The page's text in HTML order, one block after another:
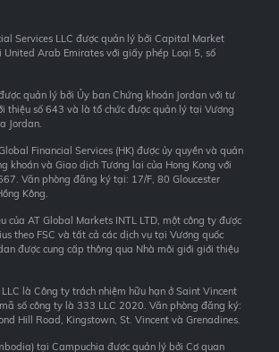
Services LLC được quản lý bởi Capital Market
United Arab Emirates với giấy phép Loại 5, số
quản lý bởi Ủy ban Chứng khoán Jordan với tư
thiệu số 643 và là tổ chức được quản lý tại Vương
Jordan.
Financial Services (HK) được ủy quyền và quản
khoán và Giao dịch Tương lai của Hong Kong với
Văn phòng đăng ký tại: 17/F, 80 Gloucester
Kông.
của AT Global Markets INTL LTD, một công ty được
theo FSC và tất cả các dịch vụ tại Vương quốc
được cung cấp thông qua Nhà môi giới giới thiệu
là Công ty trách nhiệm hữu hạn ở Saint Vincent
số công ty là 333 LLC 2020. Văn phòng đăng ký:
Hill Road, Kingstown, St. Vincent và Grenadines.
tại Campuchia được quản lý bởi Cơ quan